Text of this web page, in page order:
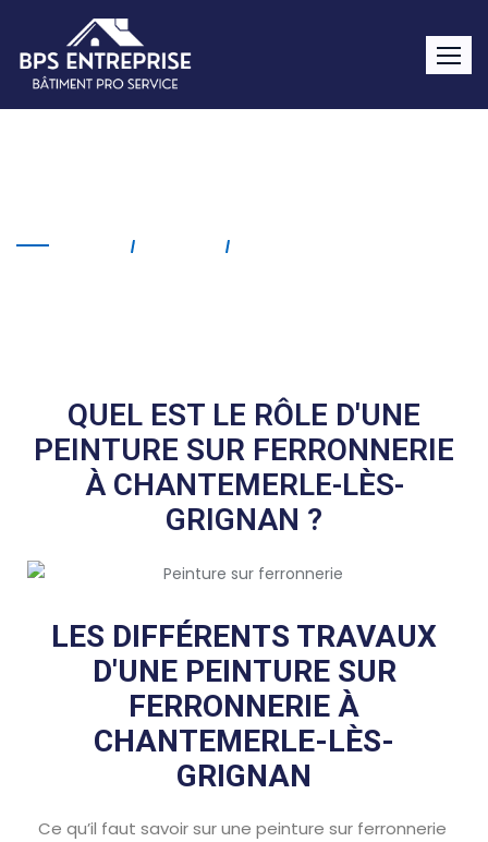
QUEL EST LE RÔLE D'UNE
PEINTURE SUR FERRONNERIE
À CHANTEMERLE-LÈS-
GRIGNAN ?
LES DIFFÉRENTS TRAVAUX
D'UNE PEINTURE SUR
FERRONNERIE À
CHANTEMERLE-LÈS-
GRIGNAN
Ce qu’il faut savoir sur une peinture sur ferronnerie